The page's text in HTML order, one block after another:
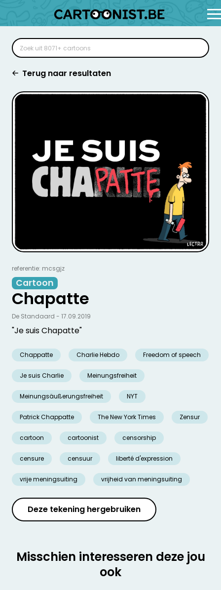
Terug naar resultaten
referentie: mcsgjz
Cartoon
Chapatte
"Je suis Chapatte"
Chappatte Charlie Hebdo Freedom of speech
Je suis Charlie Meinungsfreiheit
Meinungsäußerungsfreiheit NYT
Patrick Chappatte The New York Times Zensur
cartoon cartoonist censorship
censure censuur liberté d'expression
vrije meningsuiting vrijheid van meningsuiting
De Standaard - 17.09.2019
Deze tekening hergebruiken
Misschien interesseren deze jou
ook